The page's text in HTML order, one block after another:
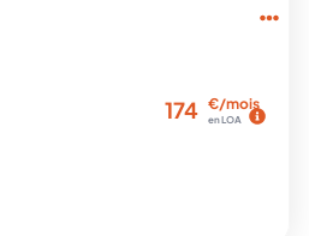
174 €/mois
en LOA